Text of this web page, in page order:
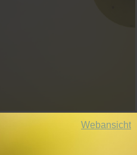
Webansicht